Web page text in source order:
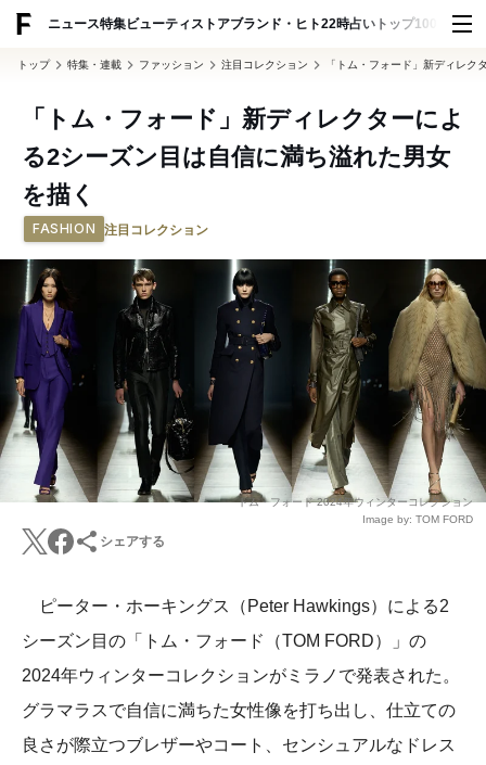
ニュース特集ビューティ ストアブランド・ヒト22時占い トップ100 スナッ
トップ 特集・連載 ファッション 注目コレクション 「トム・フォード」新ディレ
「トム・フォード」新ディレクターによ
る2シーズン目は自信に満ち溢れた男女
を描く
FASHION 注目コレクション
トム・フォード 2024年ウィンターコレクション
Image by: TOM FORD
シェアする
ピーター・ホーキングス（Peter Hawkings）による2
シーズン目の「トム・フォード（TOM FORD）」の
2024年ウィンターコレクションがミラノで発表された。
グラマラスで自信に満ちた女性像を打ち出し、仕立ての
良さが際立つブレザーやコート、センシュアルなドレス